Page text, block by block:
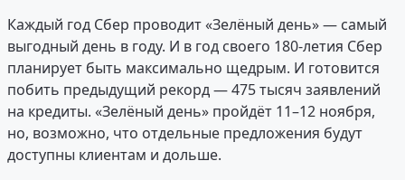
Каждый год Сбер проводит «Зелёный день» — самый
выгодный день в году. И в год своего 180-летия Сбер
планирует быть максимально щедрым. И готовится
побить предыдущий рекорд — 475 тысяч заявлений
на кредиты. «Зелёный день» пройдёт 11–12 ноября,
но, возможно, что отдельные предложения будут
доступны клиентам и дольше.